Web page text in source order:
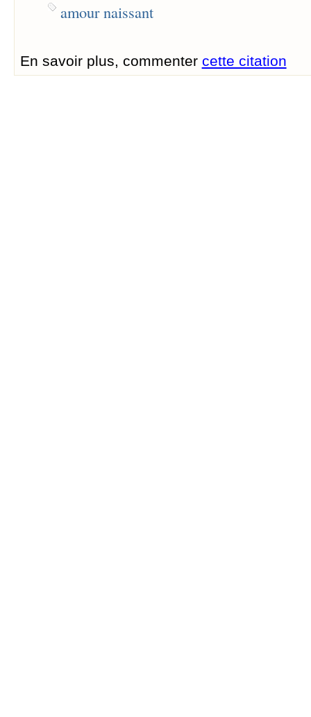
amour naissant
En savoir plus, commenter cette citation